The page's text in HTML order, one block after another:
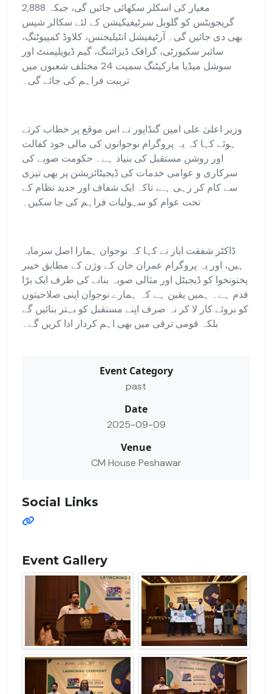
معیار کی اسکلز سکھائی جائیں گی، جبکہ 2,888
گریجویٹس کو گلوبل سرٹیفیکیشن کے لئے سکالر شپس
بھی دی جائیں گی۔ آرٹیفیشل انٹیلیجنس، کلاوڈ کمپیوٹنگ،
سائبر سکیورٹی، گرافک ڈیزائننگ، گیم ڈیویلپمنٹ اور
سوشل میڈیا مارکیٹنگ سمیت 24 مختلف شعبوں میں
تربیت فراہم کی جائے گی۔
وزیر اعلیٰ علی امین گنڈاپور نے اس موقع پر خطاب کرتے
ہوئے کہا کہ یہ پروگرام نوجوانوں کی مالی خود کفالت
اور روشن مستقبل کی بنیاد ہے۔ حکومت صوبے کی
سرکاری و عوامی خدمات کی ڈیجیٹائزیشن پر بھی تیزی
سے کام کر رہی ہے، تاکہ ایک شفاف اور جدید نظام کے
تحت عوام کو سہولیات فراہم کی جا سکیں۔
ڈاکٹر شفقت ایاز نے کہا کہ نوجوان ہمارا اصل سرمایہ
ہیں، اور یہ پروگرام عمران خان کے وژن کے مطابق خیبر
پختونخوا کو ڈیجیٹل اور مثالی صوبہ بنانے کی طرف ایک بڑا
قدم ہے۔ ہمیں یقین ہے کہ ہمارے نوجوان اپنی صلاحیتوں
کو بروئے کار لا کر نہ صرف اپنے مستقبل کو بہتر بنائیں گے
بلکہ قومی ترقی میں بھی اہم کردار ادا کریں گے۔
Event Category
past
Date
2025-09-09
Venue
CM House Peshawar
Social Links
Event Gallery